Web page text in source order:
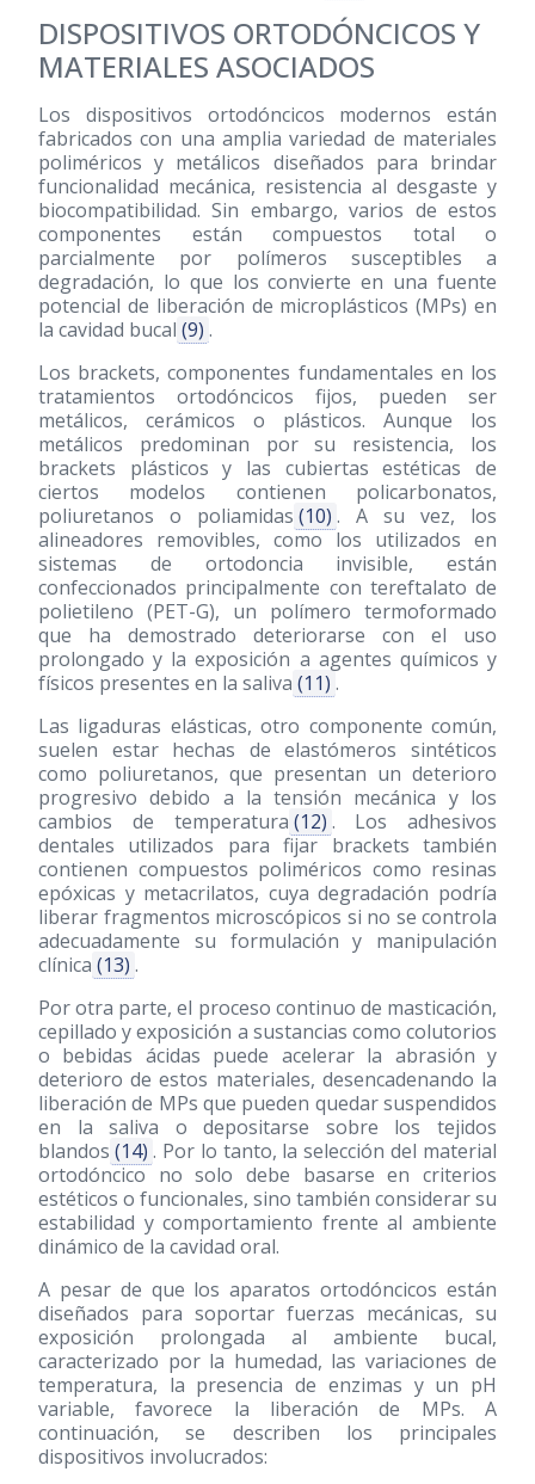
DISPOSITIVOS ORTODÓNCICOS Y
MATERIALES ASOCIADOS
Los dispositivos ortodóncicos modernos están
fabricados con una amplia variedad de materiales
poliméricos y metálicos diseñados para brindar
funcionalidad mecánica, resistencia al desgaste y
biocompatibilidad. Sin embargo, varios de estos
componentes están compuestos total o
parcialmente por polímeros susceptibles a
degradación, lo que los convierte en una fuente
potencial de liberación de microplásticos (MPs) en
la cavidad bucal (9) .
Los brackets, componentes fundamentales en los
tratamientos ortodóncicos fijos, pueden ser
metálicos, cerámicos o plásticos. Aunque los
metálicos predominan por su resistencia, los
brackets plásticos y las cubiertas estéticas de
ciertos modelos contienen policarbonatos,
poliuretanos o poliamidas (10) . A su vez, los
alineadores removibles, como los utilizados en
sistemas de ortodoncia invisible, están
confeccionados principalmente con tereftalato de
polietileno (PET-G), un polímero termoformado
que ha demostrado deteriorarse con el uso
prolongado y la exposición a agentes químicos y
físicos presentes en la saliva (11) .
Las ligaduras elásticas, otro componente común,
suelen estar hechas de elastómeros sintéticos
como poliuretanos, que presentan un deterioro
progresivo debido a la tensión mecánica y los
cambios de temperatura (12) . Los adhesivos
dentales utilizados para fijar brackets también
contienen compuestos poliméricos como resinas
epóxicas y metacrilatos, cuya degradación podría
liberar fragmentos microscópicos si no se controla
adecuadamente su formulación y manipulación
clínica (13) .
Por otra parte, el proceso continuo de masticación,
cepillado y exposición a sustancias como colutorios
o bebidas ácidas puede acelerar la abrasión y
deterioro de estos materiales, desencadenando la
liberación de MPs que pueden quedar suspendidos
en la saliva o depositarse sobre los tejidos
blandos (14) . Por lo tanto, la selección del material
ortodóncico no solo debe basarse en criterios
estéticos o funcionales, sino también considerar su
estabilidad y comportamiento frente al ambiente
dinámico de la cavidad oral.
A pesar de que los aparatos ortodóncicos están
diseñados para soportar fuerzas mecánicas, su
exposición prolongada al ambiente bucal,
caracterizado por la humedad, las variaciones de
temperatura, la presencia de enzimas y un pH
variable, favorece la liberación de MPs. A
continuación, se describen los principales
dispositivos involucrados: